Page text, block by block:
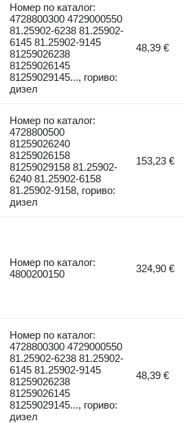
Номер по каталог:
4728800300 4729000550
81.25902-6238 81.25902-
6145 81.25902-9145
81259026238
81259026145
81259029145..., гориво:
дизел
48,39 €
Номер по каталог:
4728800500
81259026240
81259026158
81259029158 81.25902-
6240 81.25902-6158
81.25902-9158, гориво:
дизел
153,23 €
Номер по каталог:
4800200150
324,90 €
Номер по каталог:
4728800300 4729000550
81.25902-6238 81.25902-
6145 81.25902-9145
81259026238
81259026145
81259029145..., гориво:
дизел
48,39 €